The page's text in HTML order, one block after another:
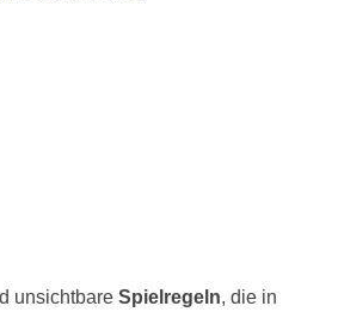
unsichtbare Spielregeln, die in